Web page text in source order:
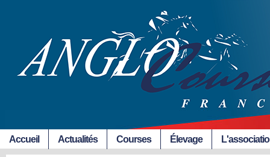
Accueil Actualités Courses Élevage